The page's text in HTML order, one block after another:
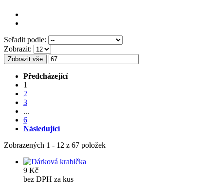
Seřadit podle:
Zobrazit:
Zobrazit vše
Předcházející
1
2
3
...
6
Následující
Zobrazených 1 - 12 z 67 položek
9 Kč
bez DPH za kus